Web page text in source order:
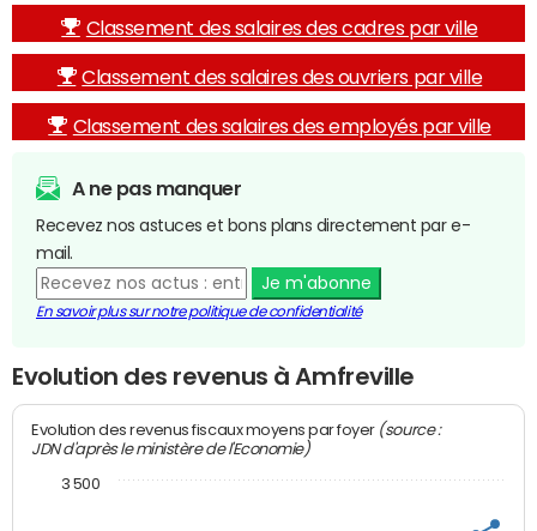
Classement des salaires des cadres par ville
Classement des salaires des ouvriers par ville
Classement des salaires des employés par ville
A ne pas manquer
Recevez nos astuces et bons plans directement par e-
mail.
Je m'abonne
En savoir plus sur notre politique de confidentialité
Evolution des revenus à Amfreville
Evolution des revenus fiscaux moyens par foyer (source :
JDN d'après le ministère de l'Economie)
3 500